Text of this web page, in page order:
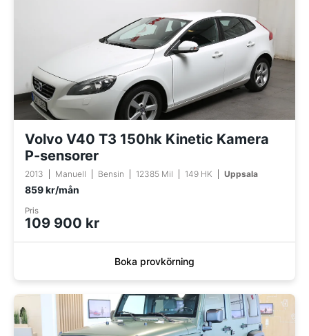
Volvo V40 T3 150hk Kinetic Kamera
P-sensorer
2013 Manuell Bensin 12385 Mil 149 HK Uppsala
859 kr/mån
Pris
109 900 kr
Boka provkörning